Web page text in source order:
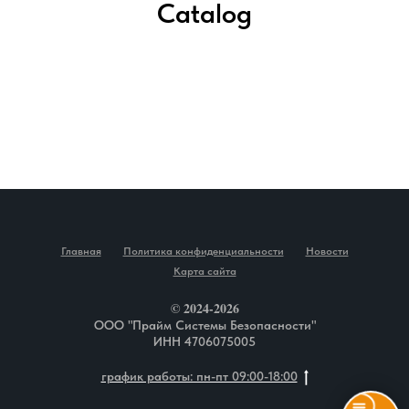
Favorites
Catalog
Главная Политика конфиденциальности
Новости
Карта сайта
© 2024-2026
ООО "Прайм Системы Безопасности"
ИНН 4706075005
график работы: пн-пт 09:00-18:00